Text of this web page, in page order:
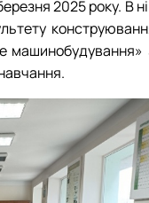
2025 року. В
машинобудування»